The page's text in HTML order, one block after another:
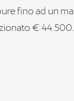
fino ad un
€